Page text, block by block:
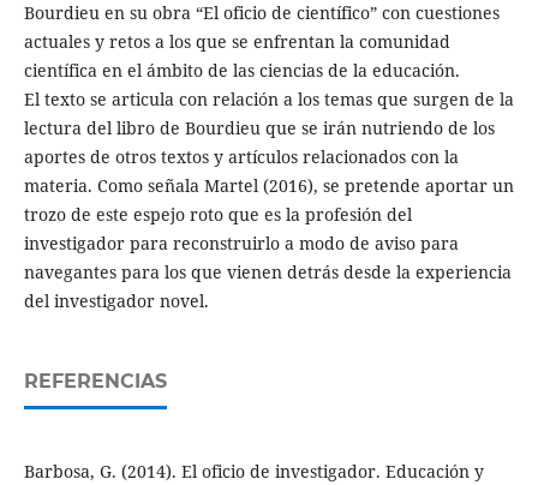
Bourdieu en su obra “El oficio de científico” con cuestiones
actuales y retos a los que se enfrentan la comunidad
científica en el ámbito de las ciencias de la educación.
El texto se articula con relación a los temas que surgen de la
lectura del libro de Bourdieu que se irán nutriendo de los
aportes de otros textos y artículos relacionados con la
materia. Como señala Martel (2016), se pretende aportar un
trozo de este espejo roto que es la profesión del
investigador para reconstruirlo a modo de aviso para
navegantes para los que vienen detrás desde la experiencia
del investigador novel.
REFERENCIAS
Barbosa, G. (2014). El oficio de investigador. Educación y